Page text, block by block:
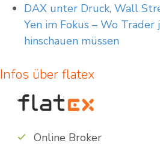
DAX unter Druck, Wall
Yen im Fokus – Wo
hinschauen müssen
Infos über flatex
Online Broker